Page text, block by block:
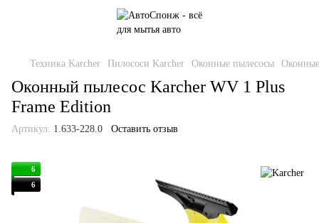
Техника Karcher Пилососи Karcher Оконные пылесосы
Оконный пылесос Karcher WV 1 Plus
Frame Edition
Артикул: 1.633-228.0 Оставить отзыв
6
6